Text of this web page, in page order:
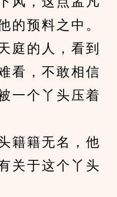
的预料之中。
的人，看到
看，不敢相信
一个丫头压着
籍无名，他
关于这个丫头